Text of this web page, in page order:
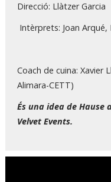
Direcció: Llàtzer Garcia
Intèrprets: Joan
Coach de cuina: Xavier
Alimara-CETT)
És una idea de Hause
Velvet Events.